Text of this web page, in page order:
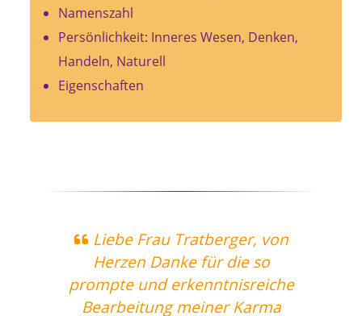
Namenszahl
Persönlichkeit: Inneres Wesen, Denken,
Handeln, Naturell
Eigenschaften
Liebe Frau Tratberger, von
Herzen Danke für die so
prompte und erkenntnisreiche
Bearbeitung meiner Karma